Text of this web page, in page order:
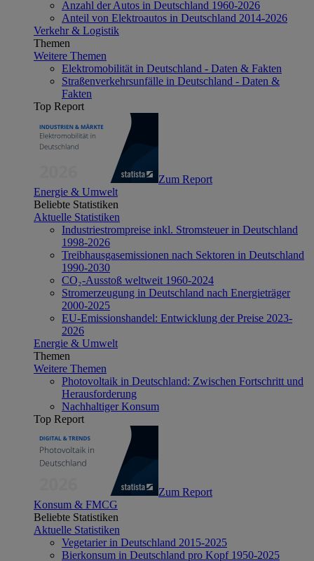
Anzahl der Autos in Deutschland 1960-2026
Anteil von Elektroautos in Deutschland 2014-2026
Verkehr & Logistik
Themen
Weitere Themen
Elektromobilität in Deutschland - Daten & Fakten
Straßenverkehrsunfälle in Deutschland - Daten &
Fakten
Top Report
Zum Report
Energie & Umwelt
Beliebte Statistiken
Aktuelle Statistiken
Industriestrompreise inkl. Stromsteuer in Deutschland
1998-2026
Treibhausgasemissionen nach Sektoren in Deutschland
1990-2030
CO₂-Ausstoß weltweit 1960-2024
Stromerzeugung in Deutschland nach Energieträger
2000-2025
EU-Emissionshandel: Entwicklung der Preise 2023-
2026
Energie & Umwelt
Themen
Weitere Themen
Photovoltaik in Deutschland: Zwischen Fortschritt und
Herausforderung
Nachhaltiger Konsum
Top Report
Zum Report
Konsum & FMCG
Beliebte Statistiken
Aktuelle Statistiken
Vegetarier in Deutschland 2015-2025
Bierkonsum in Deutschland pro Kopf 1950-2025